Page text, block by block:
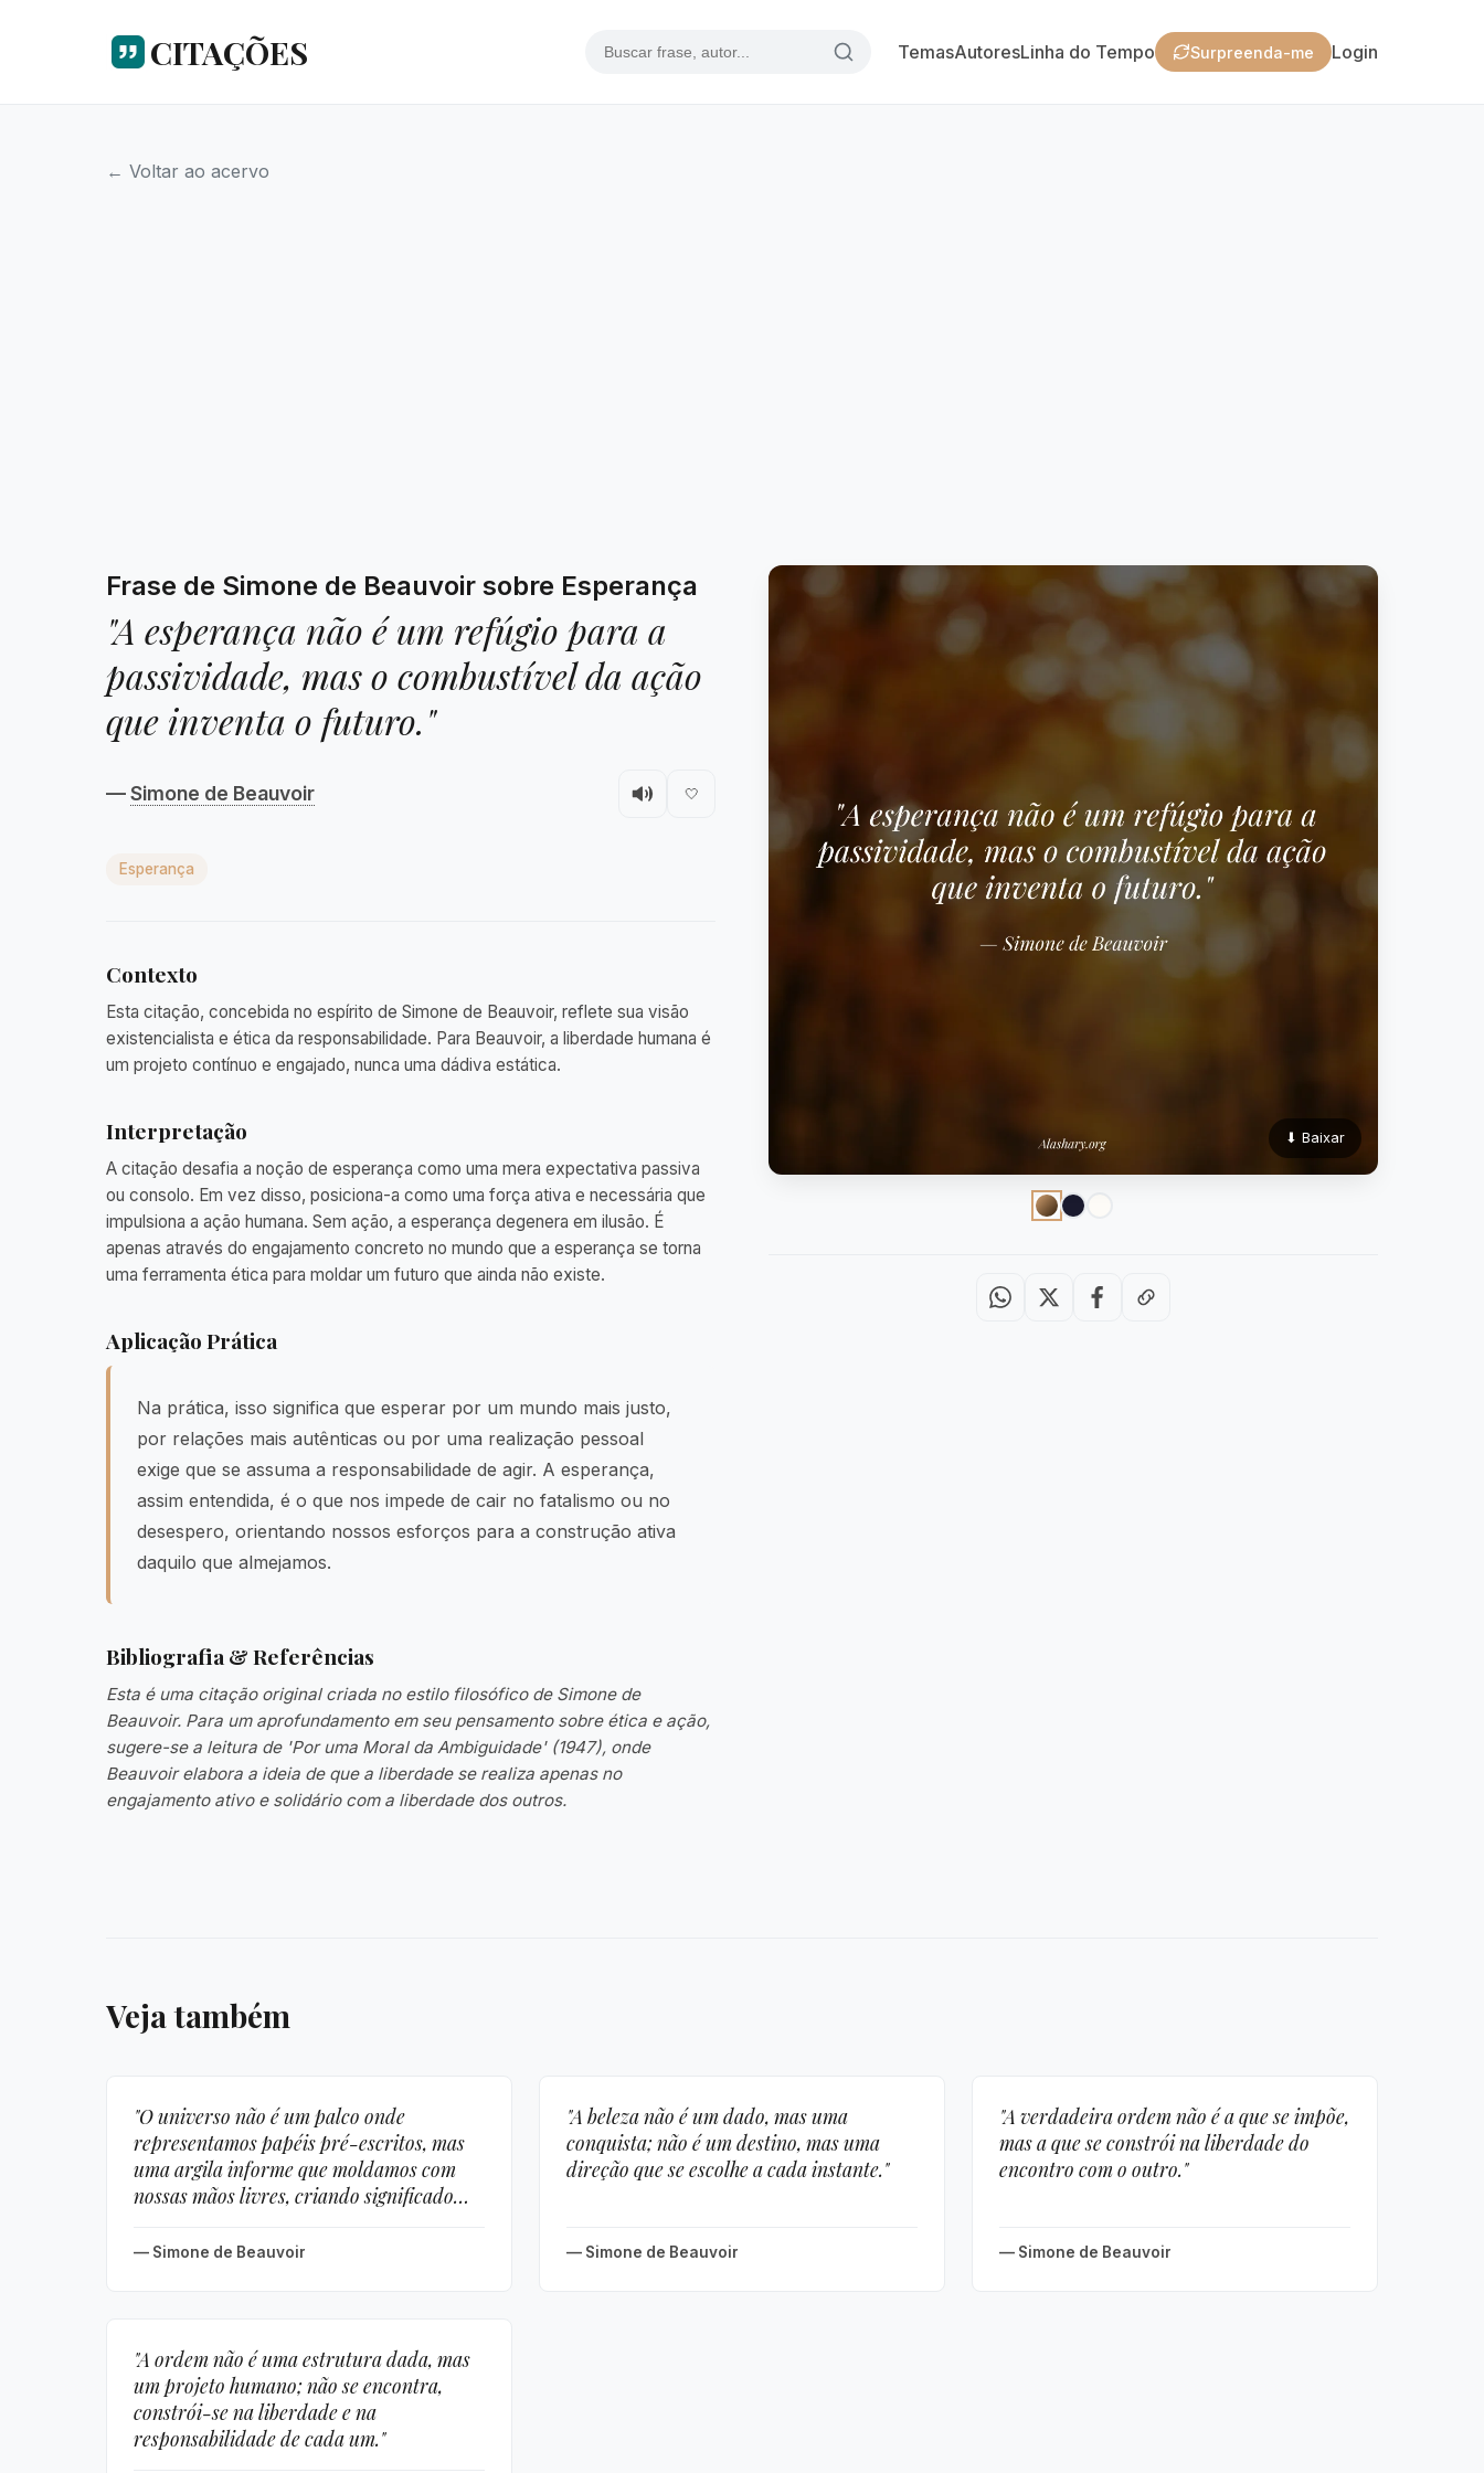
CITAÇÕES TemasAutoresLinha do Tempo Surpreenda-me Login
← Voltar ao acervo
Frase de Simone de Beauvoir sobre Esperança
"A esperança não é um refúgio para a
passividade, mas o combustível da ação
que inventa o futuro."
—Simone de Beauvoir 🤍
Esperança
Contexto
Esta citação, concebida no espírito de Simone de Beauvoir, reflete sua visão
existencialista e ética da responsabilidade. Para Beauvoir, a liberdade humana é
um projeto contínuo e engajado, nunca uma dádiva estática.
Interpretação
A citação desafia a noção de esperança como uma mera expectativa passiva
ou consolo. Em vez disso, posiciona-a como uma força ativa e necessária que
impulsiona a ação humana. Sem ação, a esperança degenera em ilusão. É
apenas através do engajamento concreto no mundo que a esperança se torna
uma ferramenta ética para moldar um futuro que ainda não existe.
Aplicação Prática
Na prática, isso significa que esperar por um mundo mais justo,
por relações mais autênticas ou por uma realização pessoal
exige que se assuma a responsabilidade de agir. A esperança,
assim entendida, é o que nos impede de cair no fatalismo ou no
desespero, orientando nossos esforços para a construção ativa
daquilo que almejamos.
Bibliografia & Referências
Esta é uma citação original criada no estilo filosófico de Simone de
Beauvoir. Para um aprofundamento em seu pensamento sobre ética e ação,
sugere-se a leitura de 'Por uma Moral da Ambiguidade' (1947), onde
Beauvoir elabora a ideia de que a liberdade se realiza apenas no
engajamento ativo e solidário com a liberdade dos outros.
⬇ Baixar
Veja também
"O universo não é um palco onde
representamos papéis pré-escritos, mas
uma argila informe que moldamos com
nossas mãos livres, criando significado
indiferente das estrelas."
— Simone de Beauvoir
"A beleza não é um dado, mas uma
conquista; não é um destino, mas uma
direção que se escolhe a cada instante."
— Simone de Beauvoir
"A verdadeira ordem não é a que se impõe,
mas a que se constrói na liberdade do
encontro com o outro."
— Simone de Beauvoir
"A ordem não é uma estrutura dada, mas
um projeto humano; não se encontra,
constrói-se na liberdade e na
responsabilidade de cada um."